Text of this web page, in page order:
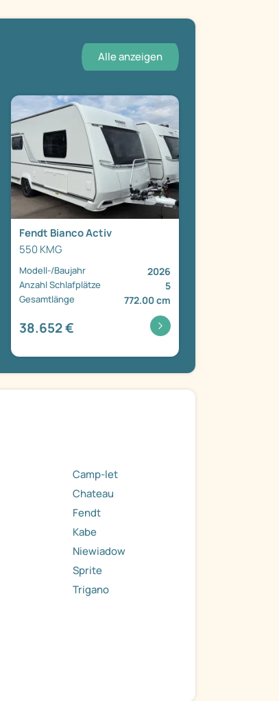
Alle anzeigen
Fendt Bianco Activ
550 KMG
Modell-/Baujahr 2026
Anzahl Schlafplätze 5
Gesamtlänge 772.00 cm
38.652 €
Camp-let
Chateau
Fendt
Kabe
Niewiadow
Sprite
Trigano